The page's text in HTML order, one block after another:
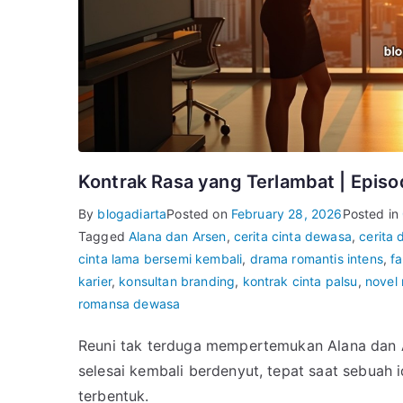
Kontrak Rasa yang Terlambat |
By blogadiartaPosted on February 28, 2026Posted in
TaggedAlana dan Arsen, cerita cinta dewasa,cerita
cinta lama bersemi kembali, drama romantis intens,
karier, konsultan branding, kontrak cinta palsu, novel
romansa dewasa
Reuni tak terduga mempertemukan Alana
selesai kembali berdenyut, tepat saat
terbentuk.